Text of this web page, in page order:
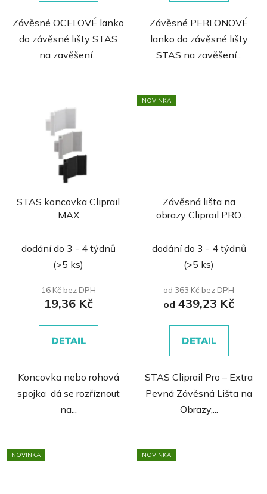
Závěsné OCELOVÉ lanko
do závěsné lišty STAS
na zavěšení...
Závěsné PERLONOVÉ
lanko do závěsné lišty
STAS na zavěšení...
STAS koncovka Cliprail
MAX
dodání do 3 - 4 týdnů
(>5 ks)
16 Kč bez DPH
19,36 Kč
DETAIL
Koncovka nebo rohová
spojka dá se rozříznout
na...
NOVINKA
Závěsná lišta na
obrazy Cliprail PRO
Pevná Závěsná Lišta
na Obrazy, Nosnost až
dodání do 3 - 4 týdnů
(>5 ks)
od 363 Kč bez DPH
od 439,23 Kč
DETAIL
STAS Cliprail Pro – Extra
Pevná Závěsná Lišta na
Obrazy,...
NOVINKA NOVINKA